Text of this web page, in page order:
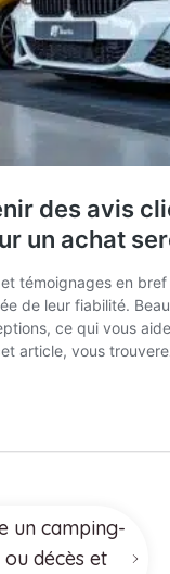
un camping-
décès et